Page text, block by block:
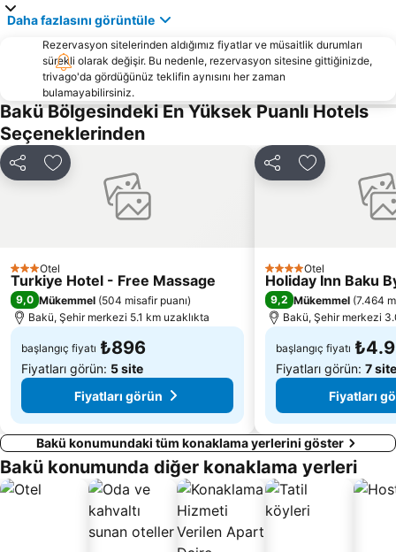
Daha fazlasını görüntüle
Rezervasyon sitelerinden aldığımız fiyatlar ve müsaitlik durumları
sürekli olarak değişir. Bu nedenle, rezervasyon sitesine gittiğinizde,
trivago'da gördüğünüz teklifin aynısını her zaman
bulamayabilirsiniz.
Bakü Bölgesindeki En Yüksek Puanlı Hotels
Seçeneklerinden
Paylaş Favorilerime ekle
3 Yıldız
Otel
Turkiye Hotel - Free Massage
9,0 Mükemmel (504 misafir puanı)
Bakü, Şehir merkezi 5.1 km uzaklıkta
başlangıç fiyatı ₺896
Fiyatları görün: 5 site
Fiyatları görün
Paylaş Favorilerime
4 YıldızOtel
Holiday Inn Baku
9,2 Mükemmel (7.464
Bakü, Şehir merkezi
başlangıç fiyatı
Fiyatları görün: 7 site
Fiyatları
Bakü konumundaki tüm konaklama yerlerini göster
Bakü konumunda diğer konaklama yerleri